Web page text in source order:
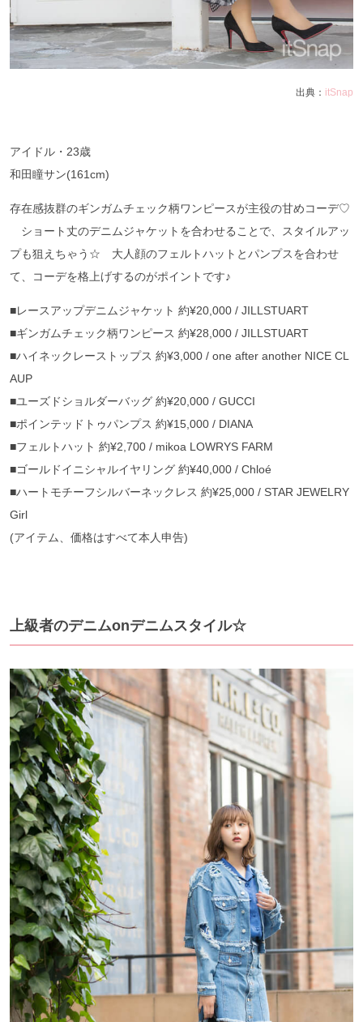
出典： itSnap
アイドル・23歳
和田瞳サン(161cm)
存在感抜群のギンガムチェック柄ワンピースが主役の甘めコーデ♡
ショート丈のデニムジャケットを合わせることで、スタイルアッ
プも狙えちゃう☆ 大人顔のフェルトハットとパンプスを合わせ
て、コーデを格上げするのがポイントです♪
■レースアップデニムジャケット 約¥20,000 / JILLSTUART
■ギンガムチェック柄ワンピース 約¥28,000 / JILLSTUART
■ハイネックレーストップス 約¥3,000 / one after another NICE CL
AUP
■ユーズドショルダーバッグ 約¥20,000 / GUCCI
■ポインテッドトゥパンプス 約¥15,000 / DIANA
■フェルトハット 約¥2,700 / mikoa LOWRYS FARM
■ゴールドイニシャルイヤリング 約¥40,000 / Chloé
■ハートモチーフシルバーネックレス 約¥25,000 / STAR JEWELRY
Girl
(アイテム、価格はすべて本人申告)
上級者のデニムonデニムスタイル☆